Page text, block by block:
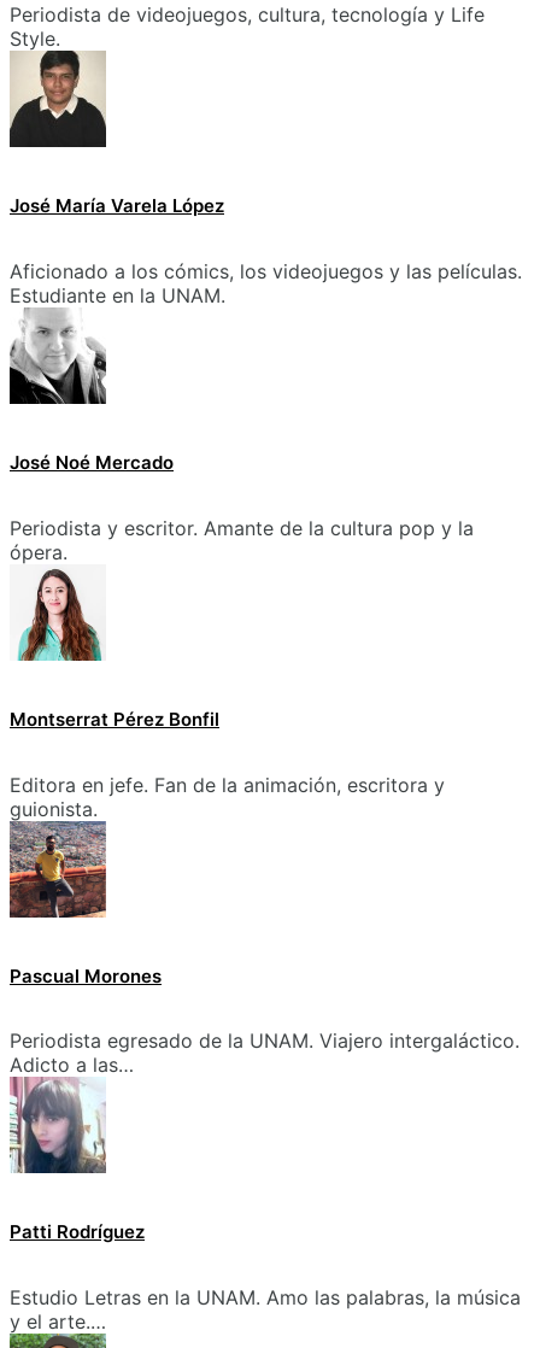
Periodista de videojuegos, cultura, tecnología y Life
Style.
José María Varela López
Aficionado a los cómics, los videojuegos y las películas.
Estudiante en la UNAM.
José Noé Mercado
Periodista y escritor. Amante de la cultura pop y la
ópera.
Montserrat Pérez Bonfil
Editora en jefe. Fan de la animación, escritora y
guionista.
Pascual Morones
Periodista egresado de la UNAM. Viajero intergaláctico.
Adicto a las…
Patti Rodríguez
Estudio Letras en la UNAM. Amo las palabras, la música
y el arte.…